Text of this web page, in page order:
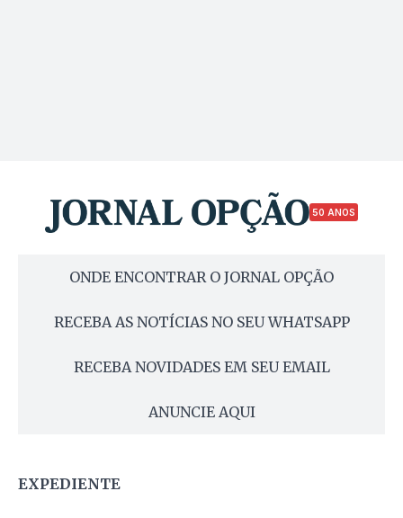
50 ANOS
ONDE ENCONTRAR O JORNAL OPÇÃO
RECEBA AS NOTÍCIAS NO SEU WHATSAPP
RECEBA NOVIDADES EM SEU EMAIL
ANUNCIE AQUI
EXPEDIENTE